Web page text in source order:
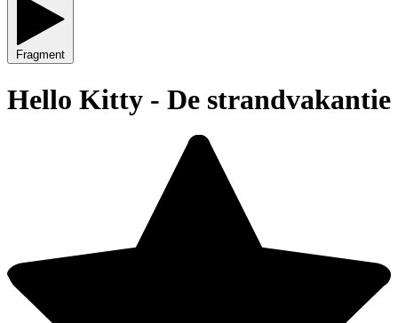
Fragment
Hello Kitty - De strandvakantie